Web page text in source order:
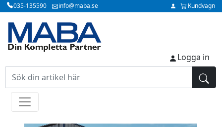
035-135590 info@maba.se Kundvagn
Logga in